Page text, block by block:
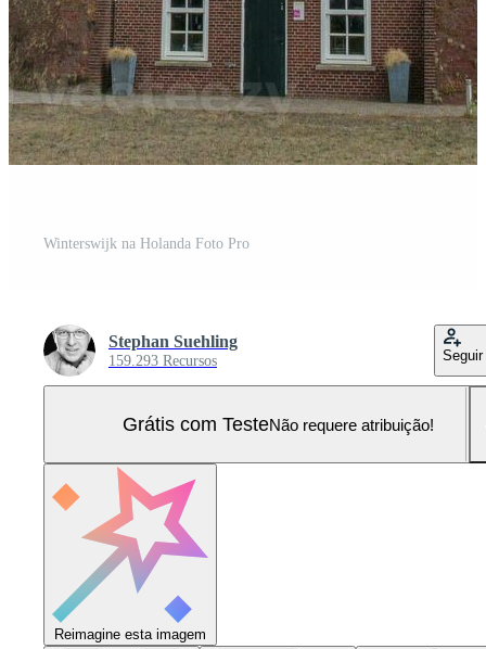
Winterswijk na Holanda Foto Pro
Stephan Suehling
159.293 Recursos Seguir
Grátis com TesteNão requere atribuição!
Reimagine esta imagem